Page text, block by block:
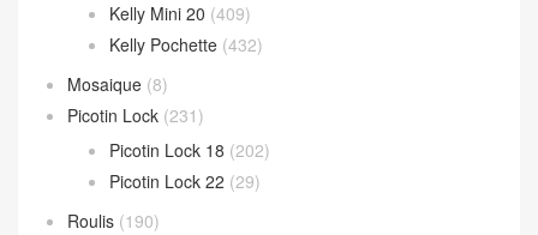
Kelly Mini 20 (409)
Kelly Pochette (432)
Mosaique (8)
Picotin Lock (231)
Picotin Lock 18 (202)
Picotin Lock 22 (29)
Roulis (190)